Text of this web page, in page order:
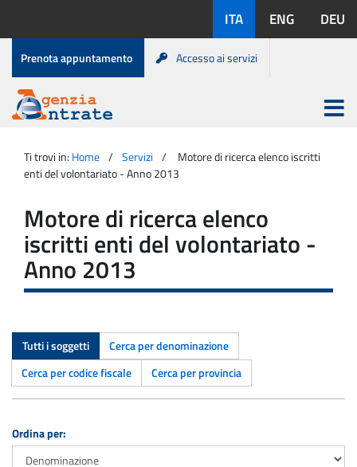
contenuto
disponibili:
ITA ENG DEU
Menu
di
servizio
Prenota appuntamento Accesso ai servizi
Agenzia
Entrate
Apri
menu
principale
Ti trovi in: Home Servizi
Motore di ricerca elenco iscritti
enti del volontariato - Anno 2013
Motore di ricerca elenco
iscritti enti del volontariato -
Anno 2013
Tutti i soggetti
Cerca per denominazione
Cerca per codice fiscale
Cerca per provincia
Ordina per: